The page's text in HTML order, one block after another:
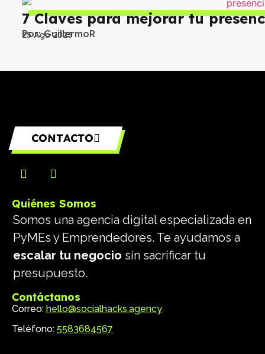
7 Claves para mejorar tu
Por:GuillermoR
25 Ago 2023
CONTACTO
Quiénes Somos
Somos una agencia digital especializada en
PyMEs y Emprendedores. Te ayudamos a
escalar tu negocio sin sacrificar tu
presupuesto.
Contáctanos
Correo: hello@socialhacks.agency
Teléfono: 5583684567